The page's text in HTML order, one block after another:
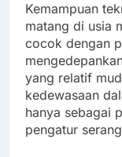
Kemampuan
matang di usia
cocok dengan
yang relatif
kedewasaan
hanya sebagai
pengatur